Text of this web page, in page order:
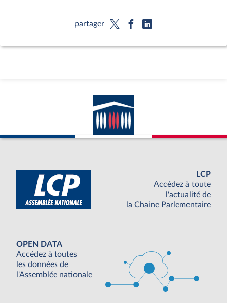
partager
LCP
Accédez à toute
l'actualité de
la Chaine Parlementaire
OPEN DATA
Accédez à toutes
les données de
l'Assemblée nationale